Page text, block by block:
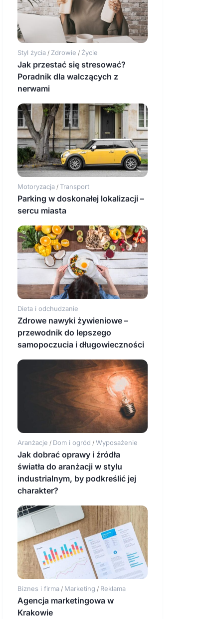
Styl życia / Zdrowie / Życie
Jak przestać się stresować?
Poradnik dla walczących z
nerwami
Motoryzacja / Transport
Parking w doskonałej lokalizacji –
sercu miasta
Dieta i odchudzanie
Zdrowe nawyki żywieniowe –
przewodnik do lepszego
samopoczucia i długowieczności
Aranżacje / Dom i ogród / Wyposażenie
Jak dobrać oprawy i źródła
światła do aranżacji w stylu
industrialnym, by podkreślić jej
charakter?
Biznes i firma / Marketing / Reklama
Agencja marketingowa w
Krakowie